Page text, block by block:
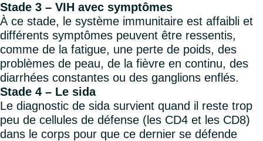
Stade 3 – VIH avec symptômes
À ce stade, le système immunitaire est affaibli et
différents symptômes peuvent être ressentis,
comme de la fatigue, une perte de poids, des
problèmes de peau, de la fièvre en continu, des
diarrhées constantes ou des ganglions enflés.
Stade 4 – Le sida
Le diagnostic de sida survient quand il reste trop
peu de cellules de défense (les CD4 et les CD8)
dans le corps pour que ce dernier se défende